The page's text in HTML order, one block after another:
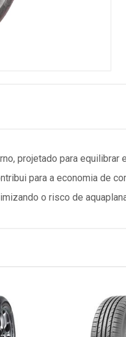
projetado para
para a economia de
o risco de